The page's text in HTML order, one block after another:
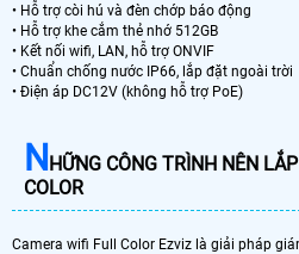
• Hỗ trợ còi hú và đèn chớp báo động
• Hỗ trợ khe cắm thẻ nhớ 512GB
• Kết nối wifi, LAN, hỗ trợ ONVIF
• Chuẩn chống nước IP66, lắp đặt ngoài trời
• Điện áp DC12V (không hỗ trợ PoE)
N HỮNG CÔNG TRÌNH NÊN
COLOR
Camera wifi Full Color Ezviz là giải pháp